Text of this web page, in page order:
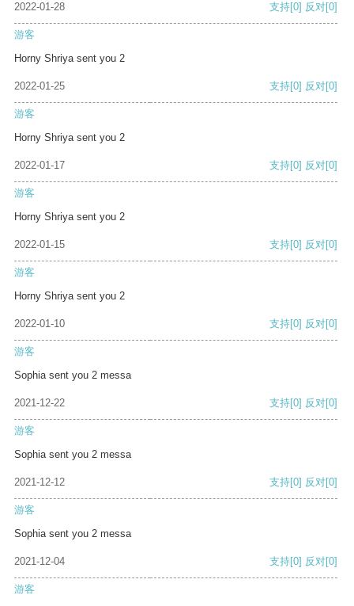
2022-01-28 支持[0] 反对[0]
游客
Horny Shriya sent you 2
2022-01-25 支持[0] 反对[0]
游客
Horny Shriya sent you 2
2022-01-17 支持[0] 反对[0]
游客
Horny Shriya sent you 2
2022-01-15 支持[0] 反对[0]
游客
Horny Shriya sent you 2
2022-01-10 支持[0] 反对[0]
游客
Sophia sent you 2 messa
2021-12-22 支持[0] 反对[0]
游客
Sophia sent you 2 messa
2021-12-12 支持[0] 反对[0]
游客
Sophia sent you 2 messa
2021-12-04 支持[0] 反对[0]
游客